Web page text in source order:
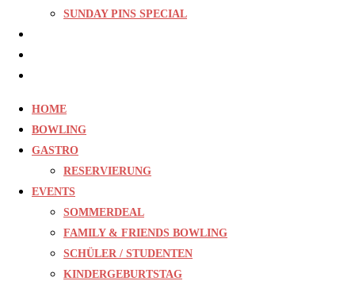
SUNDAY PINS SPECIAL
HOME
BOWLING
GASTRO
RESERVIERUNG
EVENTS
SOMMERDEAL
FAMILY & FRIENDS BOWLING
SCHÜLER / STUDENTEN
KINDERGEBURTSTAG